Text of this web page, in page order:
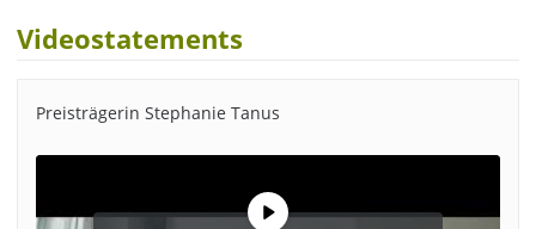
Videostatements
Preisträgerin Stephanie Tanus